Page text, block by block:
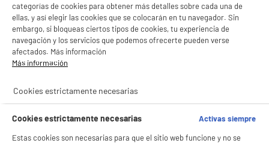
categorías de cookies para obtener más detalles sobre cada una de
ellas, y así elegir las cookies que se colocarán en tu navegador. Sin
embargo, si bloqueas ciertos tipos de cookies, tu experiencia de
navegación y los servicios que podemos ofrecerte pueden verse
afectados. Más información
Más información
Cookies estrictamente necesarias
Cookies estrictamente necesarias
Activas siempre
Estas cookies son necesarias para que el sitio web funcione y no se